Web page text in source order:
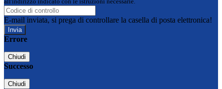
E-mail inviata, si prega di controllare la casella di posta elettronica!
Errore
Chiudi
Successo
Chiudi